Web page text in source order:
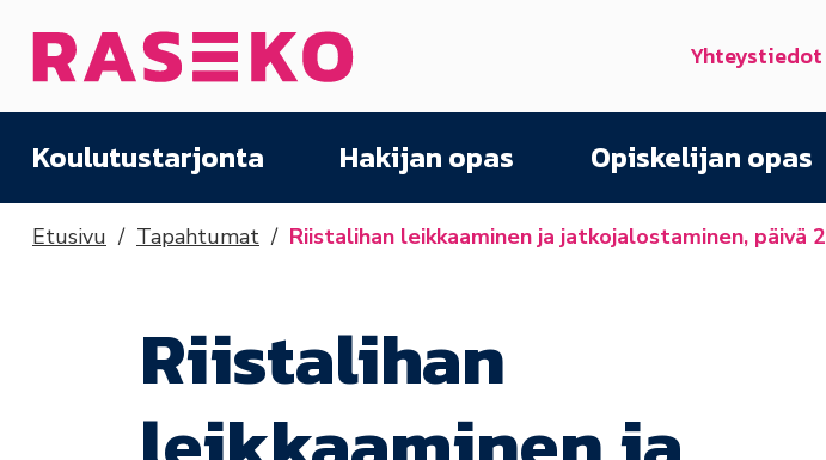
Etusivu Yhteystiedot
Koulutustarjonta Hakijan opas Opiskelijan opas
Etusivu Tapahtumat Riistalihan leikkaaminen ja jatkojalostaminen, päivä 2
Riistalihan